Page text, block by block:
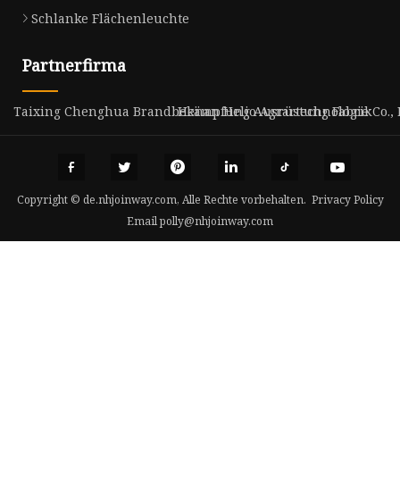
Schlanke Flächenleuchte
Partnerfirma
Taixing Chenghua Brandbekämpfung Ausrüstung Fabrik
Henan Helio Agrartechnologie Co.,
Copyright © de.nhjoinway.com, Alle Rechte vorbehalten. Privacy Policy
Emailpolly@nhjoinway.com